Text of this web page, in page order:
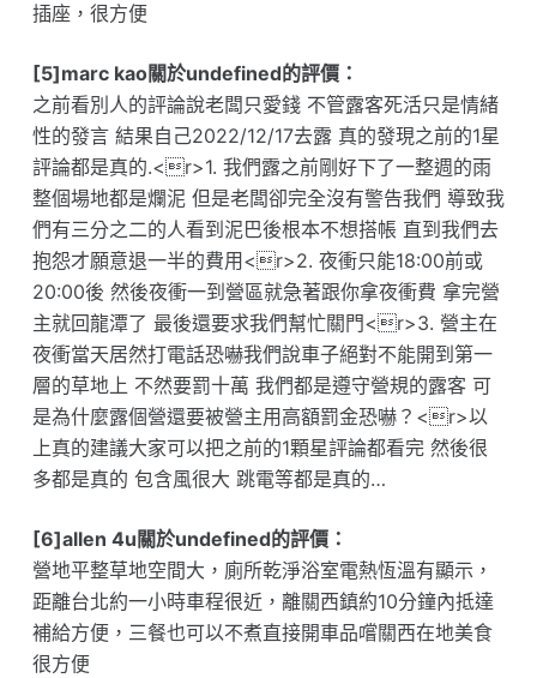
插座，很方便
[5]marc kao關於undefined的評價：
之前看別人的評論說老闆只愛錢 不管露客死活只是情緒
性的發言 結果自己2022/12/17去露 真的發現之前的1星
評論都是真的.<r>1. 我們露之前剛好下了一整週的雨
整個場地都是爛泥 但是老闆卻完全沒有警告我們 導致我
們有三分之二的人看到泥巴後根本不想搭帳 直到我們去
抱怨才願意退一半的費用<r>2. 夜衝只能18:00前或
20:00後 然後夜衝一到營區就急著跟你拿夜衝費 拿完營
主就回龍潭了 最後還要求我們幫忙關門<r>3. 營主在
夜衝當天居然打電話恐嚇我們說車子絕對不能開到第一
層的草地上 不然要罰十萬 我們都是遵守營規的露客 可
是為什麼露個營還要被營主用高額罰金恐嚇？<r>以
上真的建議大家可以把之前的1顆星評論都看完 然後很
多都是真的 包含風很大 跳電等都是真的…
[6]allen 4u關於undefined的評價：
營地平整草地空間大，廁所乾淨浴室電熱恆溫有顯示，
距離台北約一小時車程很近，離關西鎮約10分鐘內抵達
補給方便，三餐也可以不煮直接開車品嚐關西在地美食
很方便